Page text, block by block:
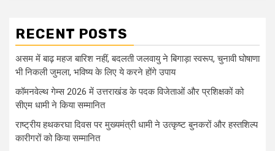
RECENT POSTS
असम में बाढ़ महज बारिश नहीं, बदलती जलवायु ने बिगाड़ा स्वरूप, चुनावी घोषाणा
भी निकली जुमला, भविष्य के लिए ये करने होंगे उपाय
कॉमनवेल्थ गेम्स 2026 में उत्तराखंड के पदक विजेताओं और प्रशिक्षकों को
सीएम धामी ने किया सम्मानित
राष्ट्रीय हथकरघा दिवस पर मुख्यमंत्री धामी ने उत्कृष्ट बुनकरों और हस्तशिल्प
कारीगरों को किया सम्मानित